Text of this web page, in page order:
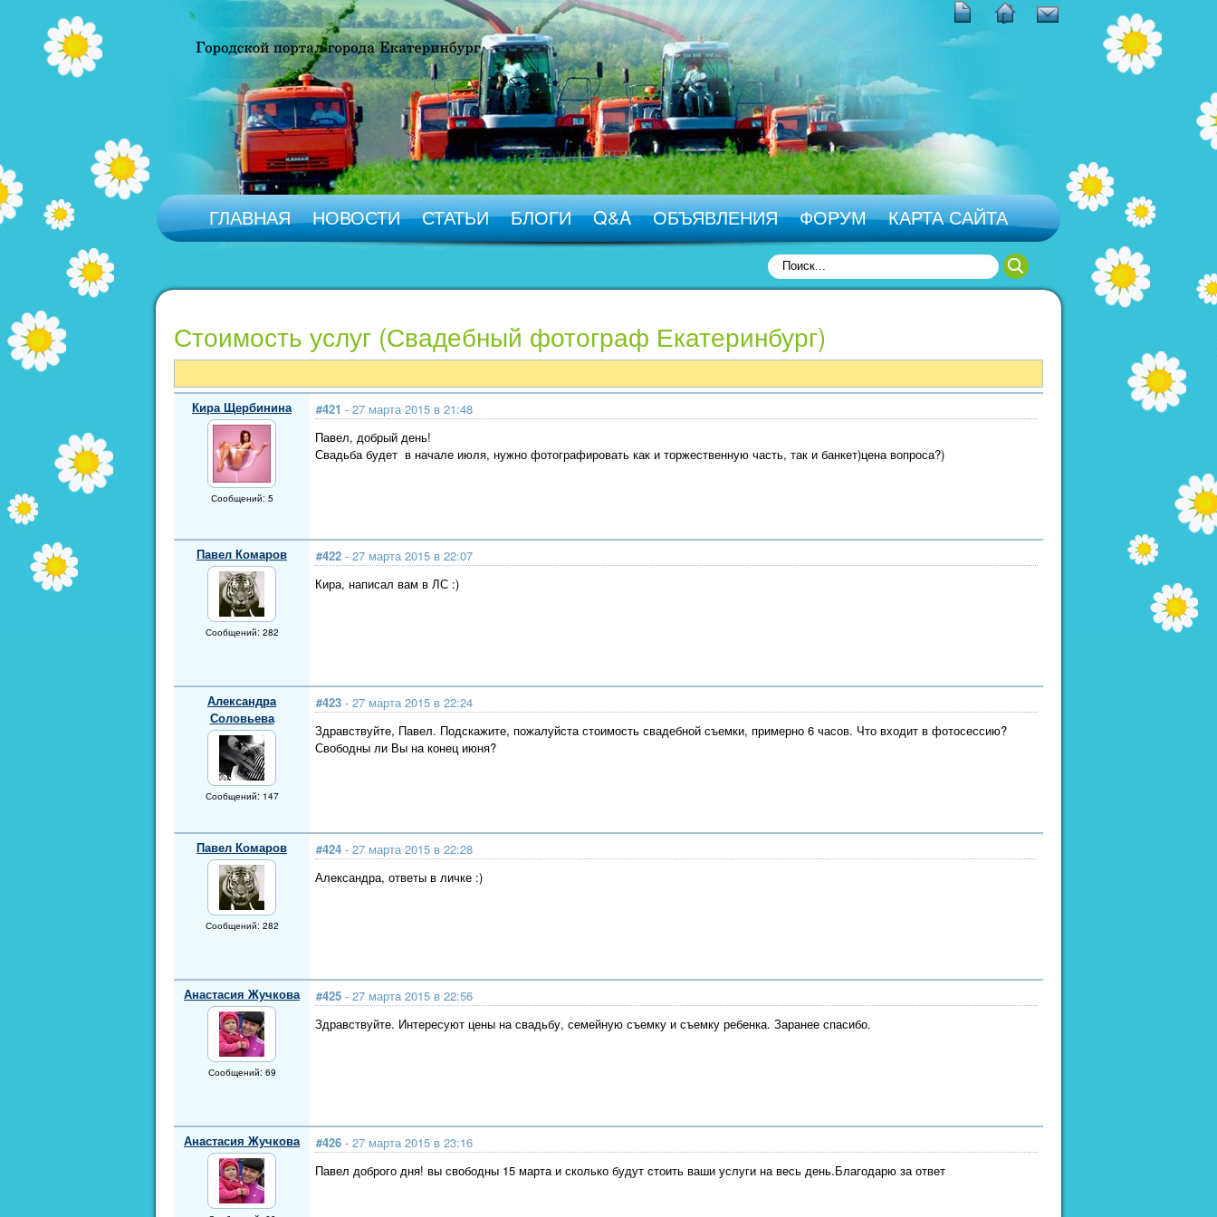
ГЛАВНАЯ НОВОСТИ СТАТЬИ БЛОГИ Q&A ОБЪЯВЛЕНИЯ ФОРУМ КАРТА САЙТА
Стоимость услуг (Свадебный фотограф Екатеринбург)
Кира Щербинина
Сообщений: 5
#421 - 27 марта 2015 в 21:48
Павел, добрый день!
Свадьба будет в начале июля, нужно фотографировать как и торжественную часть, так и банкет)цена вопроса?)
Павел Комаров
Сообщений: 282
#422 - 27 марта 2015 в 22:07
Кира, написал вам в ЛС :)
Александра
Соловьева
Сообщений: 147
#423 - 27 марта 2015 в 22:24
Здравствуйте, Павел. Подскажите, пожалуйста стоимость свадебной съемки, примерно 6 часов. Что входит в фотосессию?
Свободны ли Вы на конец июня?
Павел Комаров
Сообщений: 282
#424 - 27 марта 2015 в 22:28
Александра, ответы в личке :)
Анастасия Жучкова
Сообщений: 69
#425 - 27 марта 2015 в 22:56
Здравствуйте. Интересуют цены на свадьбу, семейную съемку и съемку ребенка. Заранее спасибо.
Анастасия Жучкова #426 - 27 марта 2015 в 23:16
Павел доброго дня! вы свободны 15 марта и сколько будут стоить ваши услуги на весь день.Благодарю за ответ